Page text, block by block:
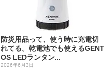
防災用品って、使う時に充電切
れてる。乾電池でも使えるGENT
OS LEDランタン...
2026年6月3日